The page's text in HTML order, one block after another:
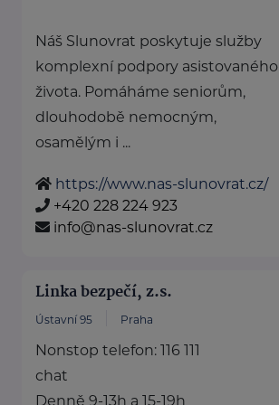
Náš Slunovrat poskytuje služby
komplexní podpory asistovaného
života. Pomáháme seniorům,
dlouhodobě nemocným,
osamělým i ...
https://www.nas-slunovrat.cz/
+420 228 224 923
info@nas-slunovrat.cz
Linka bezpečí, z.s.
Ústavní 95 Praha
Nonstop telefon: 116 111
chat
Denně 9-13h a 15-19h